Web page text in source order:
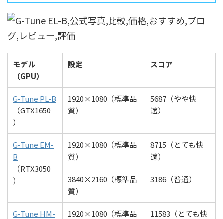
モデル
（GPU）
設定 スコア
G-Tune PL-B
（GTX1650
）
1920×1080（標準品
質）
5687（やや快
適）
G-Tune EM-
B
（RTX3050
）
1920×1080（標準品
質）
8715（とても快
適）
3840×2160（標準品
質）
3186（普通）
G-Tune HM-
1920×1080（標準品
11583（とても快